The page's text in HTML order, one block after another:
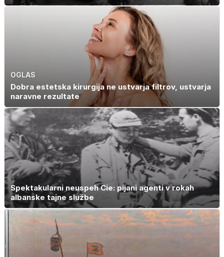
OGLAS
Dobra estetska kirurgija ne ustvarja filtrov, ustvarja
naravne rezultate
Spektakularni neuspeh Cie: pijani agenti v rokah
albanske tajne službe